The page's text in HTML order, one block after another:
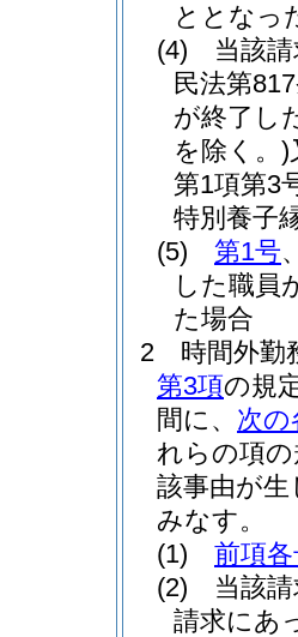
ととなっ
(4)
当該
民法第
が終了し
を除く。)
第1項第3
特別養子
(5)
第1号
した職員
た場合
2
時間外勤
第3項の規
間に、 次の
れらの項
該事由が
みなす。
(1)
前項
(2)
当該
請求にあ